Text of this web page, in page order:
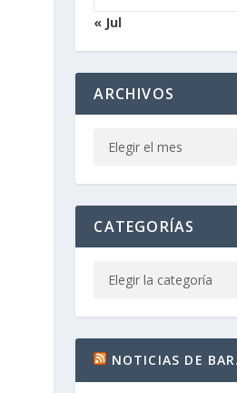
« Jul
ARCHIVOS
CATEGORÍAS
NOTICIAS DE